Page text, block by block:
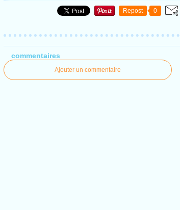
Repost 0
commentaires
Ajouter un commentaire